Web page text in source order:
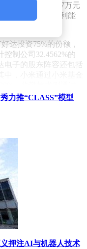
亿元、-7975.47万元
，显示出公司盈利能
达投资75%的份额，
制公司32.4562%的
电子的股东阵容还包括
事长，拥有丰富的行业
。自1982年起，他先后
子器件有限公司副总经
有限公司执行董事；
董事长；自2020年
力推“CLASS”模型
押注AI与机器人技术